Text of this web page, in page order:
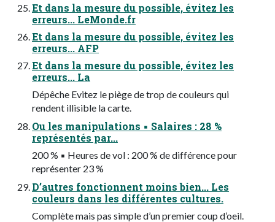
Et dans la mesure du possible, évitez les
erreurs... LeMonde.fr
Et dans la mesure du possible, évitez les
erreurs... AFP
Et dans la mesure du possible, évitez les
erreurs... La
Dépêche Evitez le piège de trop de couleurs qui
rendent illisible la carte.
Ou les manipulations ▪ Salaires : 28 %
représentés par...
200 % ▪ Heures de vol : 200 % de différence pour
représenter 23 %
D’autres fonctionnent moins bien... Les
couleurs dans les différentes cultures.
Complète mais pas simple d’un premier coup d’oeil.